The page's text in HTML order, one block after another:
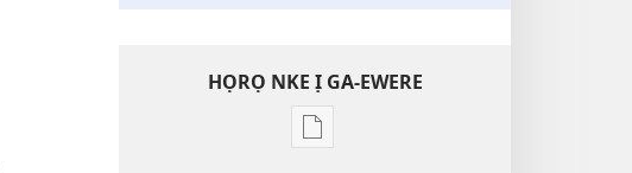
HỌRỌ NKE Ị GA-EWERE
Họrọ